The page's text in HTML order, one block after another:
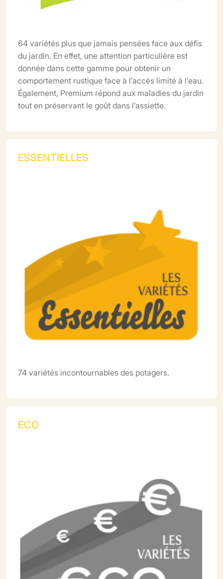
64 variétés plus que jamais pensées face aux défis
du jardin. En effet, une attention particulière est
donnée dans cette gamme pour obtenir un
comportement rustique face à l’accès limité à l’eau.
Également, Premium répond aux maladies du jardin
tout en préservant le goût dans l’assiette.
ESSENTIELLES
74 variétés incontournables des potagers.
ECO